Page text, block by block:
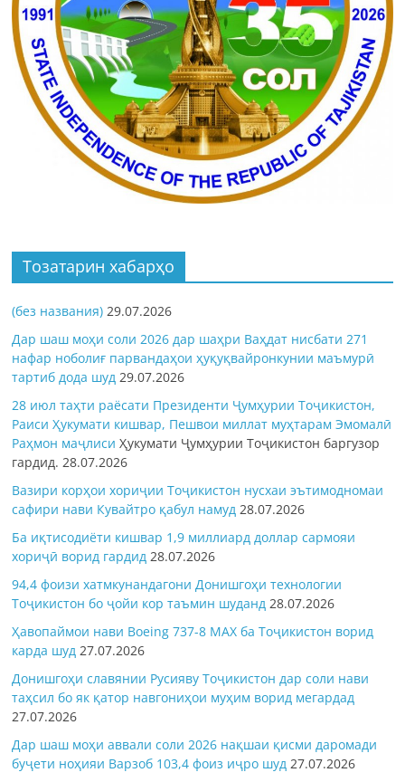
Тозатарин хабарҳо
(без названия) 29.07.2026
Дар шаш моҳи соли 2026 дар шаҳри Ваҳдат нисбати 271
нафар ноболиғ парвандаҳои ҳуқуқвайронкунии маъмурӣ
тартиб дода шуд 29.07.2026
28 июл таҳти раёсати Президенти Ҷумҳурии Тоҷикистон,
Раиси Ҳукумати кишвар, Пешвои миллат муҳтарам Эмомалӣ
Раҳмон маҷлисиҲукумати Ҷумҳурии Тоҷикистон баргузор
гардид.28.07.2026
Вазири корҳои хориҷии Тоҷикистон нусхаи эътимодномаи
сафири нави Кувайтро қабул намуд 28.07.2026
Ба иқтисодиёти кишвар 1,9 миллиард доллар сармояи
хориҷӣ ворид гардид 28.07.2026
94,4 фоизи хатмкунандагони Донишгоҳи технологии
Тоҷикистон бо ҷойи кор таъмин шуданд 28.07.2026
Ҳавопаймои нави Boeing 737-8 MAX ба Тоҷикистон ворид
карда шуд 27.07.2026
Донишгоҳи славянии Русияву Тоҷикистон дар соли нави
таҳсил бо як қатор навгониҳои муҳим ворид мегардад
27.07.2026
Дар шаш моҳи аввали соли 2026 нақшаи қисми даромади
буҷети ноҳияи Варзоб 103,4 фоиз иҷро шуд 27.07.2026